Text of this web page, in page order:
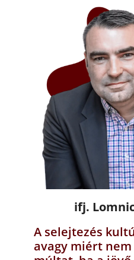
ifj.
A selejtezés
avagy miért